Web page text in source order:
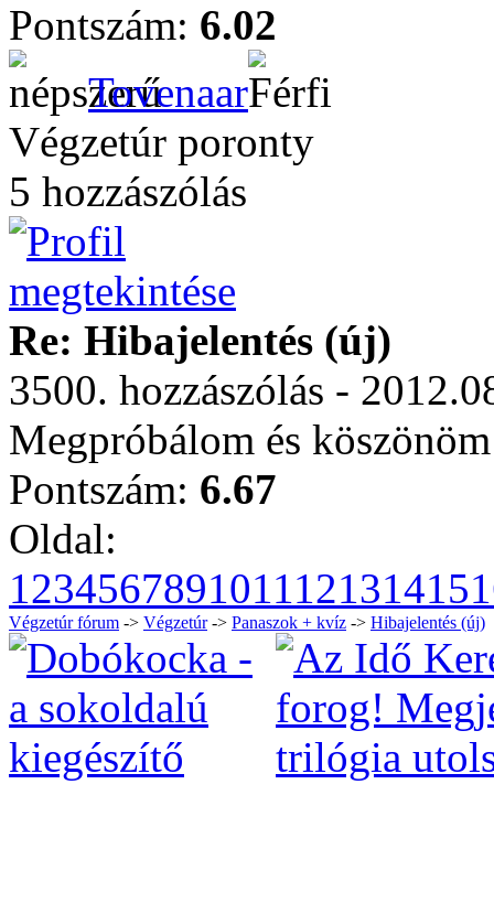
Pontszám: 6.02
Tovenaar
Végzetúr poronty
5 hozzászólás
Re: Hibajelentés (új)
3500. hozzászólás -
Megpróbálom és
Pontszám: 6.67
Oldal:
123456789101112131415
Végzetúr fórum -> Végzetúr-> Panaszok + kvíz -> Hibajelentés (új)